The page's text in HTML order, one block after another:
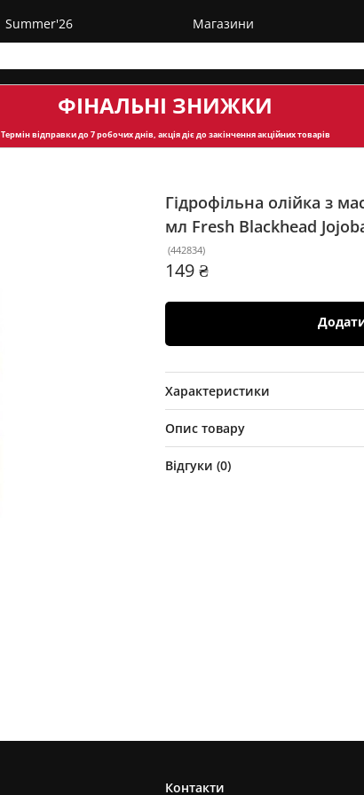
Summer'26 Магазини
ФІНАЛЬНІ ЗНИЖКИ
Термін відправкидо 7 робочих днів, акція діє до закінчення акційних товарів
Гідрофільна олійка з
мл Fresh Blackhead
(442834)
149 ₴
Характеристики
Опис товару
Відгуки (0)
Контакти